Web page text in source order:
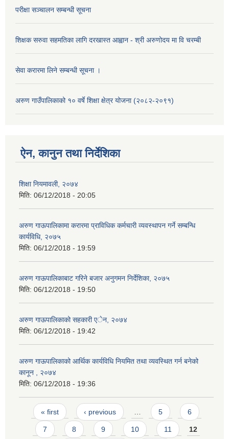
परीक्षा सञ्चालन सम्बन्धी सूचना
शिक्षक सरुवा सहमतिका लागि दरखास्त आह्वान - श्री अरुणोदय मा वि चरम्बी
सेवा करारमा लिने सम्बन्धी सूचना ।
अरुण गाउँपालिकाको १० वर्षे शिक्षा क्षेत्र योजना (२०८२-२०९१)
ऐन, कानुन तथा निर्देशिका
शिक्षा नियमावली, २०७४
मिति: 06/12/2018 - 20:05
अरुण गाऊपालिकामा करारमा प्राविधिक कर्मचारी व्यवस्थापन गर्ने सम्बन्धि
कार्यविधि, २०७५
मिति: 06/12/2018 - 19:59
अरुण गाऊपालिकाबाट गरिने बजार अनुगमन निर्देशिका, २०७५
मिति: 06/12/2018 - 19:50
अरुण गाऊपालिकाको सहकारी एेन, २०७४
मिति: 06/12/2018 - 19:42
अरुण गाऊपालिकाको आर्थिक कार्यविधि नियमित तथा व्यवस्थित गर्न बनेको
कानून , २०७४
मिति: 06/12/2018 - 19:36
Pages
« first ‹ previous 5 6
7 8 9 10 11 12